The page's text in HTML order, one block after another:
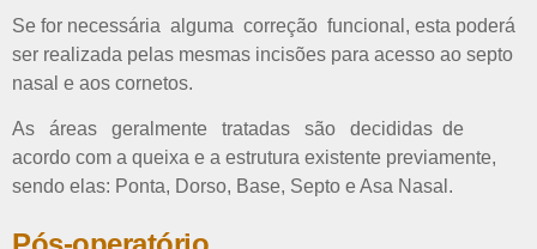
Se for necessária alguma correção funcional, esta poderá
ser realizada pelas mesmas incisões para acesso ao septo
nasal e aos cornetos.
As áreas geralmente tratadas são decididas de
acordo com a queixa e a estrutura existente previamente,
sendo elas: Ponta, Dorso, Base, Septo e Asa Nasal.